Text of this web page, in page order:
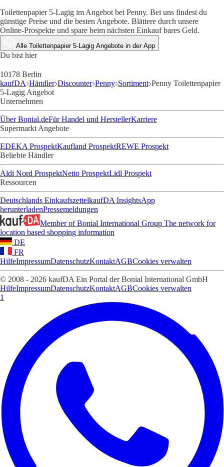
Toilettenpapier 5-Lagig im Angebot bei Penny. Bei uns findest du
günstige Preise und die besten Angebote. Blättere durch unsere
Online-Prospekte und spare beim nächsten Einkauf bares Geld.
Alle Toilettenpapier 5-Lagig Angebote in der App
Du bist hier
10178 Berlin
kaufDA Händler Discounter Penny Sortiment Penny Toilettenpapier
5-Lagig Angebot
Unternehmen
Über Bonial.deFür Handel und HerstellerKarriere
Supermarkt Angebote
EDEKA ProspektKaufland ProspektREWE Prospekt
Beliebte Händler
Aldi Nord ProspektNetto ProspektLidl Prospekt
Ressourcen
Deutschlands EinkaufszettelkaufDA InsightsApp
herunterladenPressemeldungen
Member of Bonial International Group The network for
location based shopping information
DE
FR
HilfeImpressumDatenschutzKontaktAGBCookies verwalten
© 2008 - 2026 kaufDA Ein Portal der Bonial International GmbH
HilfeImpressumDatenschutzKontaktAGBCookies verwalten
1